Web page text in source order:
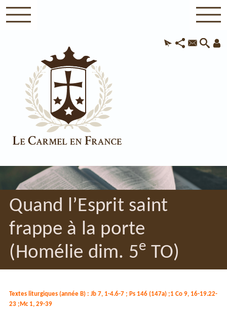
Quand l’Esprit saint
frappe à la porte
(Homélie dim. 5e TO)
Textes liturgiques (année B) : Jb 7, 1-4.6-7 ; Ps 146 (147a) ;1 Co 9, 16-19.22-
23 ;Mc 1, 29-39